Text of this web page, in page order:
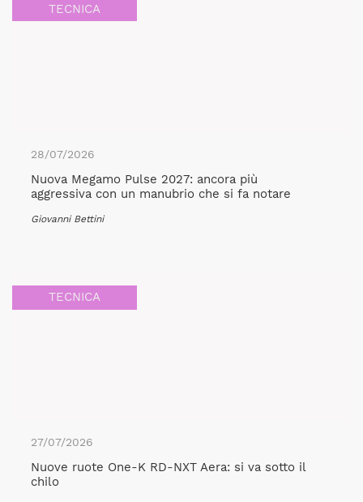
TECNICA
28/07/2026
Nuova Megamo Pulse 2027: ancora più
aggressiva con un manubrio che si fa notare
Giovanni Bettini
TECNICA
27/07/2026
Nuove ruote One-K RD-NXT Aera: si va sotto il
chilo